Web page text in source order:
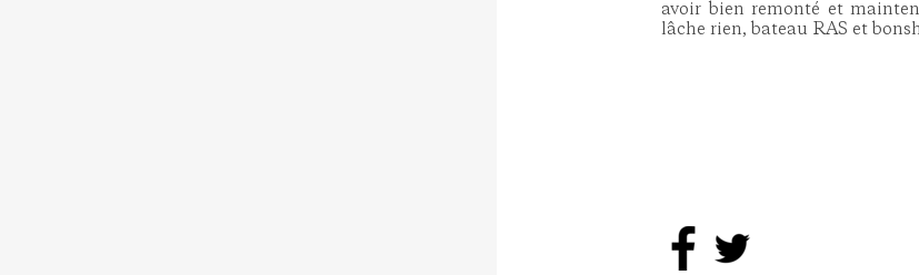
avoir bien remonté et
lâche rien, bateau RAS et